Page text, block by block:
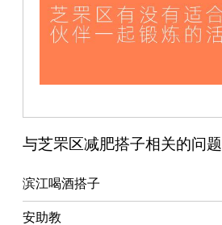
与芝罘区减肥搭子相关的问题
滨江喝酒搭子
安助教